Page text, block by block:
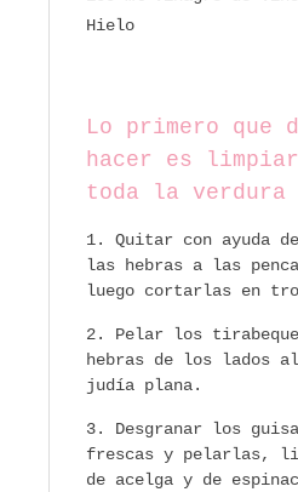
Hielo
Lo primero que
hacer es
toda la verdura
Quitar con ayuda
las hebras a las
luego cortarlas en
Pelar los
hebras de los lados
judía plana.
Desgranar los
frescas y pelarlas,
de acelga y de